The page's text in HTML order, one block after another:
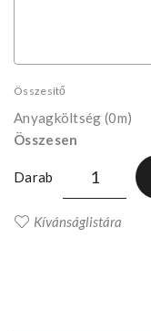
Összesítő
Anyagköltség (0m)
Összesen
Darab
Kívánságlistára